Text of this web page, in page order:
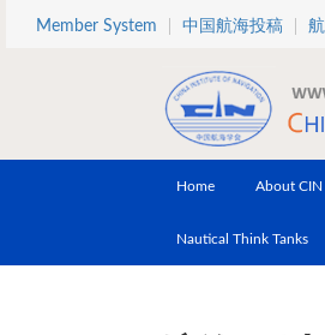
Skip to main content
Member System 中国航海投稿
Home About CIN
Nautical Think Tanks